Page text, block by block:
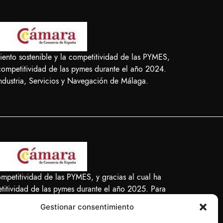
Gestionar consentimiento
sostenible y la competitividad de las PYMES,
de las pymes durante el año 2024.
Servicios y Navegación de Málaga.
de las PYMES, y gracias al cual ha
de las pymes durante el año 2025. Para
#EuropaSeSiente”